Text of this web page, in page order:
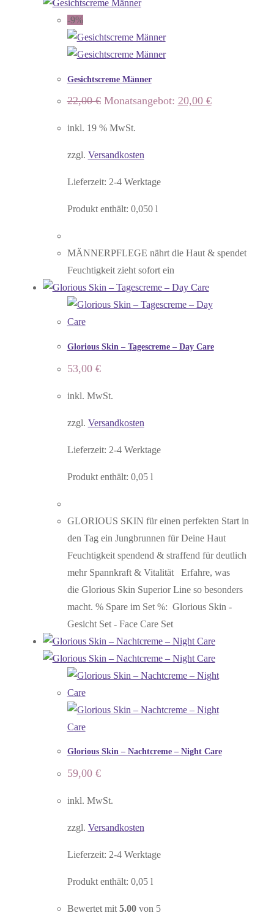
-9%
Gesichtscreme Männer
22,00€ Ursprünglicher
22,00 €
Monatsangebot: 20,00 €Aktueller
Preis
inkl. 19 % MwSt.
zzgl. Versandkosten
Lieferzeit: 2-4 Werktage
Produkt enthält: 0,050 l
MÄNNERPFLEGE nährt die Haut & spendet
Feuchtigkeit zieht sofort ein
Glorious Skin – Tagescreme – Day Care
53,00 €
inkl. MwSt.
zzgl. Versandkosten
Lieferzeit: 2-4 Werktage
Produkt enthält: 0,05 l
GLORIOUS SKIN für einen perfekten Start in
den Tag ein Jungbrunnen für Deine Haut
Feuchtigkeit spendend & straffend für deutlich
mehr Spannkraft & Vitalität Erfahre, was
die Glorious Skin Superior Line so besonders
macht. % Spare im Set %: Glorious Skin -
Gesicht Set - Face Care Set
Glorious Skin – Nachtcreme – Night Care
59,00 €
inkl. MwSt.
zzgl. Versandkosten
Lieferzeit: 2-4 Werktage
Produkt enthält: 0,05 l
Bewertet mit 5.00von 5